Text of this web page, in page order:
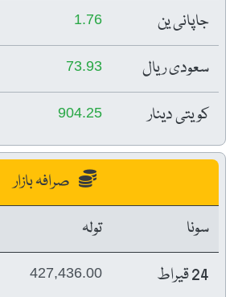
جاپانی ین 1.76
سعودی ریال 73.93
کویتی دینار 904.25
صرافہ بازار
سونا
تولہ
24 قیراط
427,436.00